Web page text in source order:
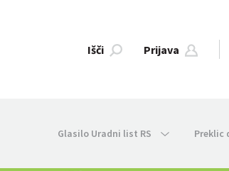
Išči Prijava
Glasilo Uradni list RS Preklic